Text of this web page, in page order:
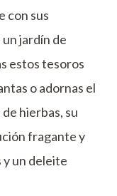
con sus
jardín de
estos tesoros
o adornas el
hierbas, su
fragante y
y un deleite